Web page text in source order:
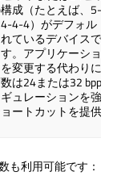
成（たとえば、5-6-
4-4）がデフォルト
ているデバイスで役
。アプリケーション
変更する代わりに、
は24または32 bppコ
ュレーションを強制
ートカットを提供し
も利用可能です：